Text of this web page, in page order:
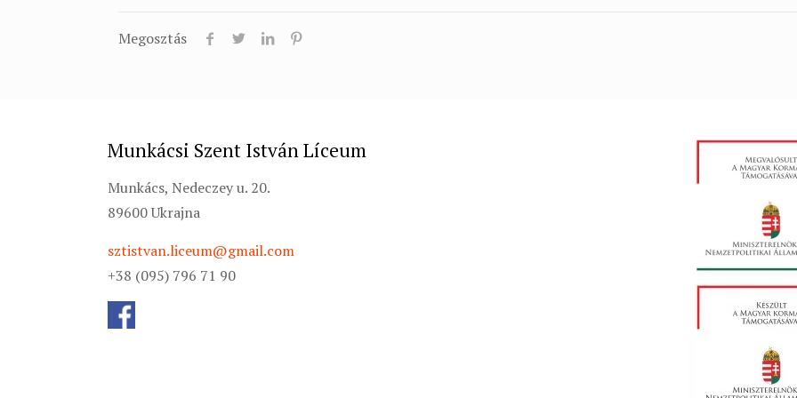
Megosztás
Munkácsi Szent István Líceum
Munkács, Nedeczey u. 20.
89600 Ukrajna
sztistvan.liceum@gmail.com
+38 (095) 796 71 90